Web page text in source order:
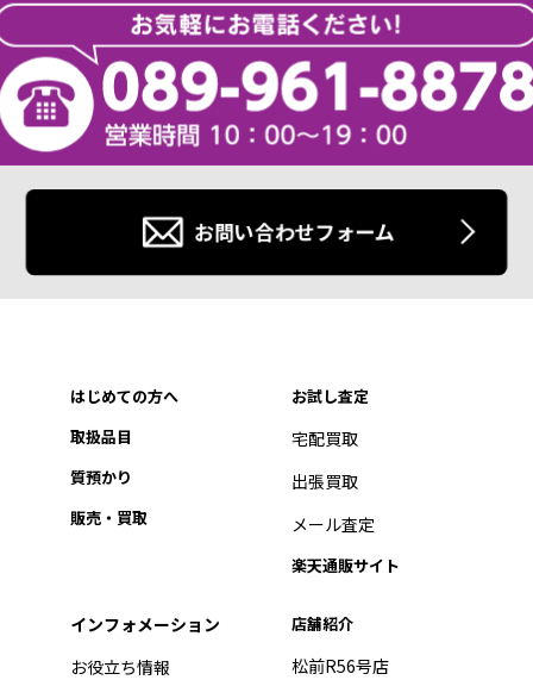
お問い合わせフォーム
はじめての方へ
取扱品目
質預かり
販売・買取
お試し査定
宅配買取
出張買取
メール査定
楽天通販サイト
インフォメーション
お役立ち情報
店舗紹介
松前R56号店